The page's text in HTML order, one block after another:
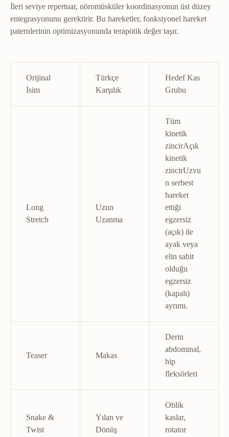
İleri seviye repertuar, nöromüsküler koordinasyonun üst düzey
entegrasyonunu gerektirir. Bu hareketler, fonksiyonel hareket
paternlerinin optimizasyonunda terapötik değer taşır.
Orijinal
İsim
Türkçe
Karşılık
Hedef Kas
Grubu
Long
Stretch
Uzun
Uzanma
Tüm
kinetik
zincirAçık
kinetik
zincirUzvu
n serbest
hareket
ettiği
egzersiz
(açık) ile
ayak veya
elin sabit
olduğu
egzersiz
(kapalı)
ayrımı.
Teaser Makas
Derin
abdominal,
hip
fleksörleri
Snake &
Twist
Yılan ve
Dönüş
Oblik
kaslar,
rotator